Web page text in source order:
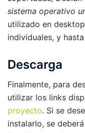
sistema operativo
utilizado en
individuales, y
Descarga
Finalmente, para
utilizar los links
proyecto. Si se
instalarlo, se